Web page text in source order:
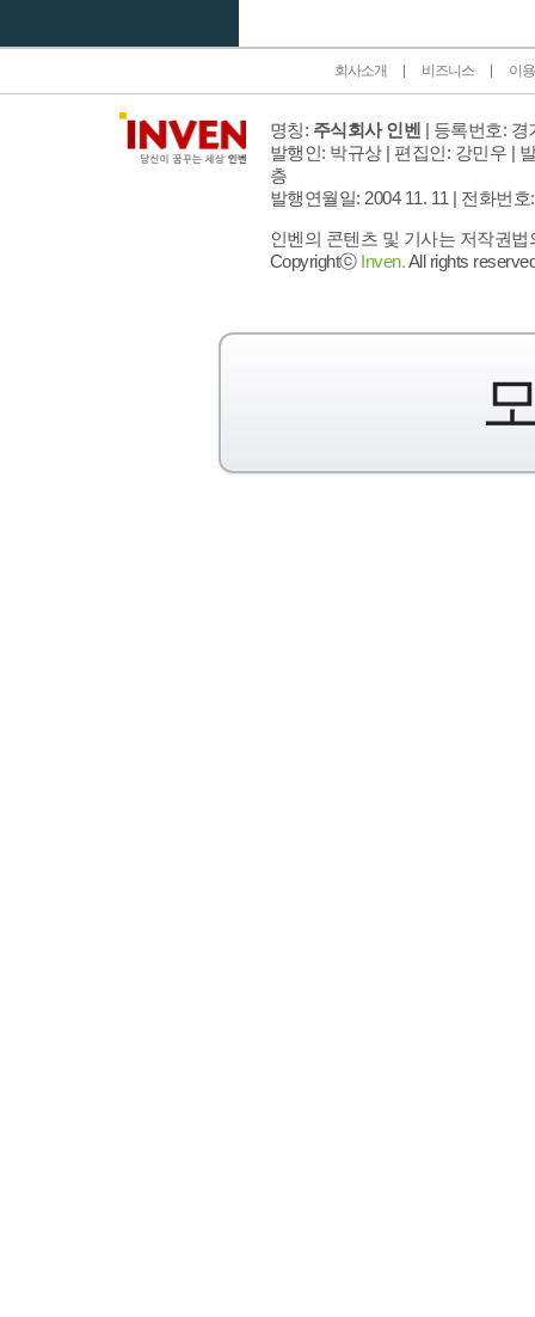
회사소개 비즈니스 이
명칭: 주식회사 인벤 | 등록번호: 경
발행인: 박규상 | 편집인: 강민우 |
층
발행연월일: 2004 11. 11 | 전화번호
인벤의 콘텐츠 및 기사는 저작권
Copyrightⓒ Inven.All rights